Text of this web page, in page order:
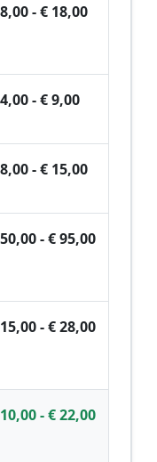
- € 18,00
- € 9,00
- € 15,00
- € 95,00
- € 28,00
- € 22,00